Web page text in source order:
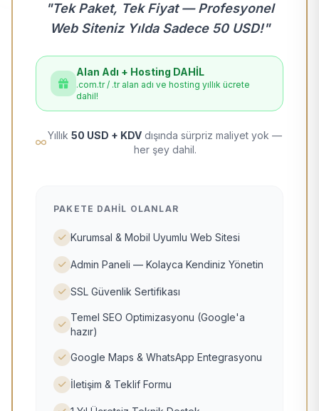
"Tek Paket, Tek Fiyat — Profesyonel
Web Siteniz Yılda Sadece 50 USD!"
Alan Adı + Hosting DAHİL
.com.tr / .tr alan adı ve hosting yıllık ücrete
dahil!
Yıllık 50 USD + KDV dışında sürpriz maliyet yok —
her şey dahil.
PAKETE DAHIL OLANLAR
Kurumsal & Mobil Uyumlu Web Sitesi
Admin Paneli — Kolayca Kendiniz Yönetin
SSL Güvenlik Sertifikası
Temel SEO Optimizasyonu (Google'a
hazır)
Google Maps & WhatsApp Entegrasyonu
İletişim & Teklif Formu